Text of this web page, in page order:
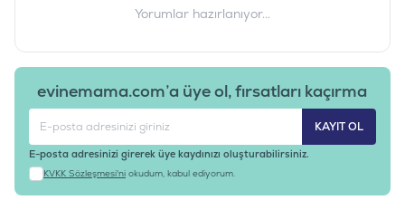
Yorumlar hazırlanıyor...
evinemama.com’a üye ol, fırsatları kaçırma
KAYIT OL
E-posta adresinizi girerek üye kaydınızı oluşturabilirsiniz.
KVKK Sözleşmesi'ni okudum, kabul ediyorum.